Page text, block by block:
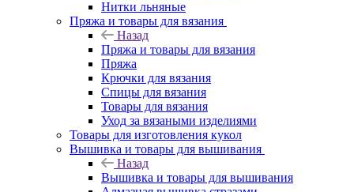
Нитки льняные
Пряжа и товары для вязания
Назад
Пряжа и товары для вязания
Пряжа
Крючки для вязания
Спицы для вязания
Товары для вязания
Уход за вязаными изделиями
Товары для изготовления кукол
Вышивка и товары для вышивания
Назад
Вышивка и товары для вышивания